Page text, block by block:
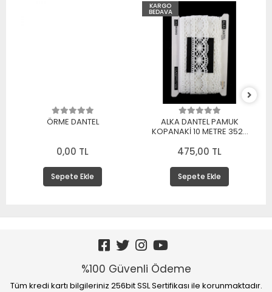
ÖRME DANTEL
0,00 TL
Sepete Ekle
KARGO
BEDAVA
ALKA DANTEL PAMUK
KOPANAKİ 10 METRE 3520
475,00 TL
Sepete Ekle
%100 Güvenli Ödeme
Tüm kredi kartı bilgileriniz 256bit SSL Sertifikası ile korunmaktadır.